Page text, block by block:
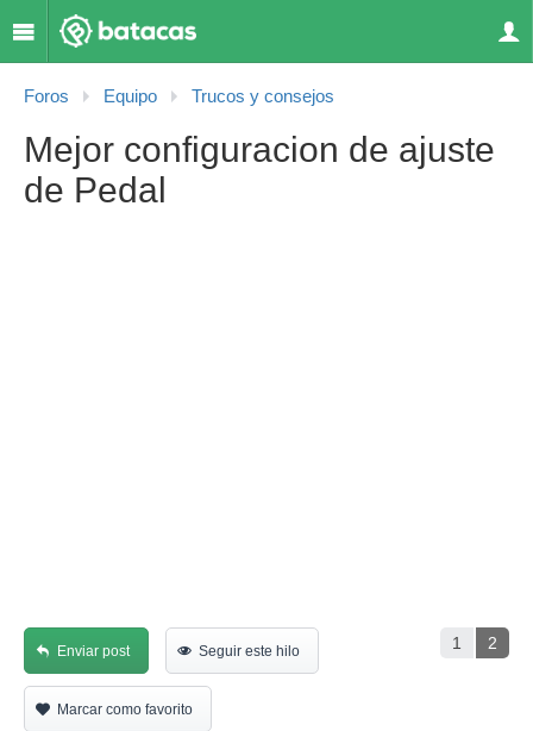
Foros Equipo Trucos y consejos
Mejor configuracion de ajuste
de Pedal
1 2
Enviar post Seguir este hilo
Marcar como favorito